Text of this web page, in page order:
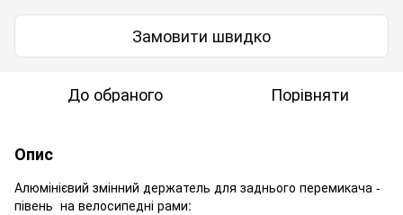
Замовити швидко
До обраного Порівняти
Опис
Алюмінієвий змінний держатель для заднього перемикача -
півень на велосипедні рами: